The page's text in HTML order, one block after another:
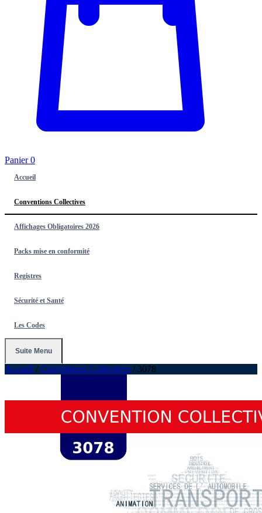
Panier0
Accueil
Conventions Collectives
Affichages Obligatoires 2026
Packs mise en conformité
Registres
Sécurité et Santé
Les Codes
Suite Menu
Accueil / Conventions Collectives / 3078